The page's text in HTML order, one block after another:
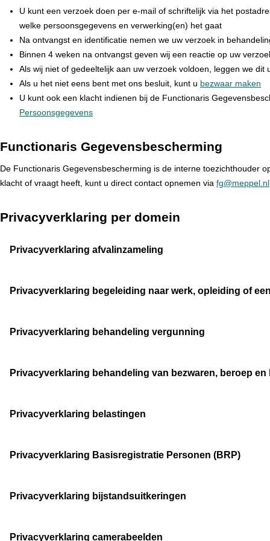
U kunt een verzoek doen per e-mail of schriftelijk via het
welke persoonsgegevens en verwerking(en) het gaat
Na ontvangst en identificatie nemen we uw verzoek in
Binnen 4 weken na ontvangst geven wij een reactie op uw
Als wij niet of gedeeltelijk aan uw verzoek voldoen, leggen we dit
Als u het niet eens bent met ons besluit, kunt u bezwaar maken
U kunt ook een klacht indienen bij de Functionaris
Persoonsgegevens
Functionaris Gegevensbescherming
De Functionaris Gegevensbescherming is de interne toezichthouder
klacht of vraagt heeft, kunt u direct contact opnemen via fg@meppel.nl
Privacyverklaring per domein
Privacyverklaring afvalinzameling
Privacyverklaring begeleiding naar werk, opleiding of
Privacyverklaring behandeling vergunning
Privacyverklaring behandeling van bezwaren, beroep en
Privacyverklaring belastingen
Privacyverklaring Basisregistratie Personen (BRP)
Privacyverklaring bijstandsuitkeringen
Privacyverklaring camerabeelden